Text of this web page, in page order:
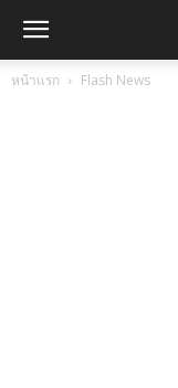
หน้าแรก Flash News